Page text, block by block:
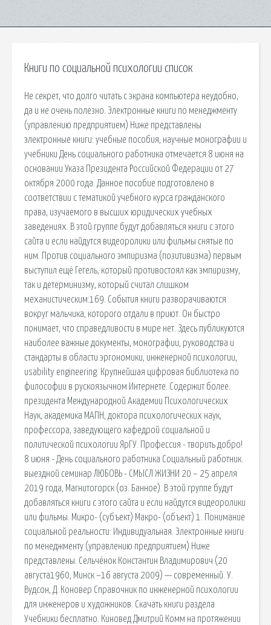
Книги по социальной психологии список
Не секрет, что долго читать с экрана компьютера неудобно,
да и не очень полезно. Электронные книги по менеджменту
(управлению предприятием) Ниже представлены
электронные книги: учебные пособия, научные монографии и
учебники День социального работника отмечается 8 июня на
основании Указа Президента Российской Федерации от 27
октября 2000 года. Данное пособие подготовлено в
соответствии с тематикой учебного курса гражданского
права, изучаемого в высших юридических учебных
заведениях. В этой группе будут добавляться книги с этого
сайта и если найдутся видеоролики или фильмы снятые по
ним. Против социального эмпиризма (позитивизма) первым
выступил ещё Гегель, который противостоял как эмпиризму,
так и детерминизму, который считал слишком
механистическим:169. События книги разворачиваются
вокруг мальчика, которого отдали в приют. Он быстро
понимает, что справедливости в мире нет. Здесь публикуются
наиболее важные документы, монографии, руководства и
стандарты в области эргономики, инженерной психологии,
usability engineering. Крупнейшая цифровая библиотека по
философии в рускоязычном Интернете. Содержит более.
президента Международной Академии Психологических
Наук, академика МАПН, доктора психологических наук,
профессора, заведующего кафедрой социальной и
политической психологии ЯрГУ. Профессия - творить добро!
8 июня - День социального работника Социальный работник.
выездной семинар ЛЮБОВЬ - СМЫСЛ ЖИЗНИ 20 – 25 апреля
2019 года, Магнитогорск (оз. Банное). В этой группе будут
добавляться книги с этого сайта и если найдутся видеоролики
или фильмы. Микро- (субъект) Макро- (объект) 1. Понимание
социальной реальности: Индивидуальная. Электронные книги
по менеджменту (управлению предприятием) Ниже
представлены. Сельчёнок Константин Владимирович (20
августа1960, Минск −16 августа 2009) — современный. У.
Вудсон, Д. Коновер Справочник по инженерной психологии
для инженеров и художников. Скачать книги раздела
Учебники бесплатно. Киновед Дмитрий Комм на протяжении